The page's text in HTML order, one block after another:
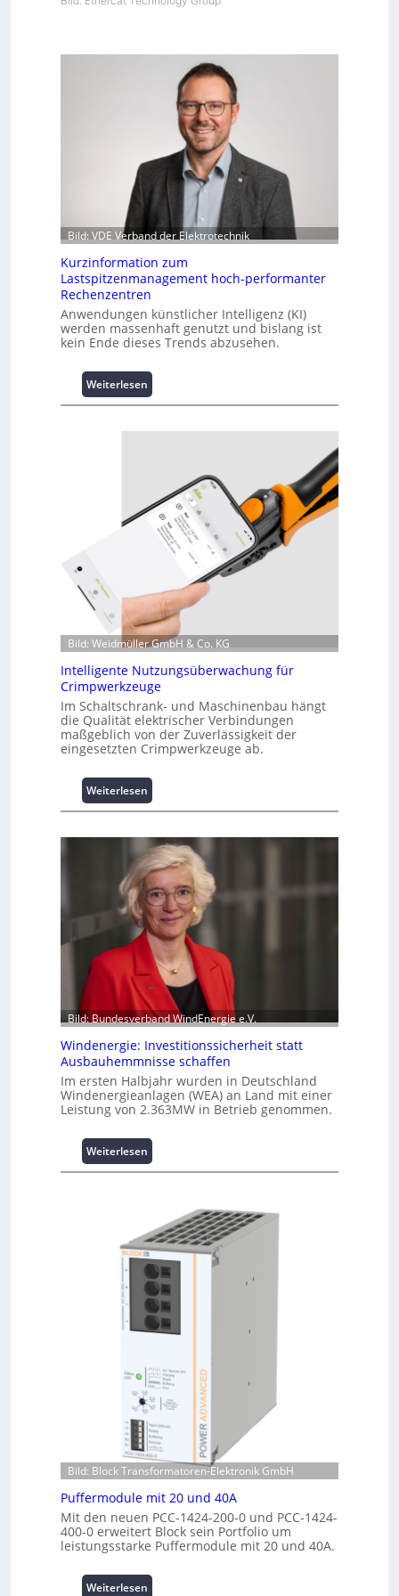
Bild: VDE Verband der Elektrotechnik
Kurzinformation zum
Lastspitzenmanagement hoch-performanter
Rechenzentren
Anwendungen künstlicher Intelligenz (KI)
werden massenhaft genutzt und bislang ist
kein Ende dieses Trends abzusehen.
Weiterlesen
K
r
f
o
n
z
u
m
L
a
s
t
i
z
e
n
m
a
n
a
g
e
m
e
n
t
h
o
c
h
p
e
r
m
a
n
t
e
r
e
c
h
e
n
z
e
n
t
r
e
n
Bild: Weidmüller GmbH & Co. KG
Intelligente Nutzungsüberwachung für
Crimpwerkzeuge
Im Schaltschrank- und Maschinenbau hängt
die Qualität elektrischer Verbindungen
maßgeblich von der Zuverlässigkeit der
eingesetzten Crimpwerkzeuge ab.
Weiterlesen
I
t
e
l
l
i
g
e
n
t
e
N
u
t
z
u
n
g
ü
b
a
c
h
u
n
g
f
r
C
r
i
m
p
w
e
r
k
z
e
Bild: Bundesverband WindEnergie e.V.
Windenergie: Investitionssicherheit statt
Ausbauhemmnisse schaffen
Im ersten Halbjahr wurden in Deutschland
Windenergieanlagen (WEA) an Land mit einer
Leistung von 2.363MW in Betrieb genommen.
Weiterlesen
W
e
n
e
r
g
i
e
I
n
v
e
s
t
i
i
o
n
s
Bild: Block Transformatoren-Elektronik GmbH
Puffermodule mit 20 und 40A
Mit den neuen PCC-1424-200-0 und PCC-1424-
400-0 erweitert Block sein Portfolio um
leistungsstarke Puffermodule mit 20 und 40A.
Weiterlesen